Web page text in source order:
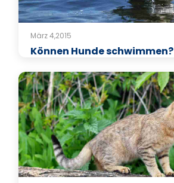
März 4,2015
Können Hunde schwimmen?